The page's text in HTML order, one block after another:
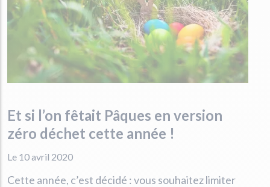
Et si l’on fêtait Pâques en version
zéro déchet cette année !
Le 10 avril 2020
Cette année, c’est décidé : vous souhaitez limiter